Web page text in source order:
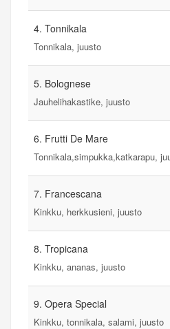
4. Tonnikala
Tonnikala, juusto
5. Bolognese
Jauhelihakastike, juusto
6. Frutti De Mare
Tonnikala,simpukka,katkarapu,
7. Francescana
Kinkku, herkkusieni, juusto
8. Tropicana
Kinkku, ananas, juusto
9. Opera Special
Kinkku, tonnikala, salami, juusto